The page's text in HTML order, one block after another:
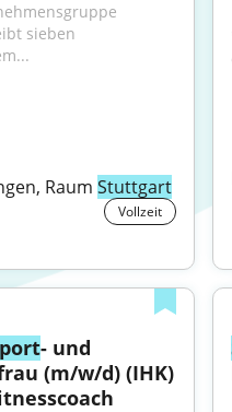
sieben
RaumStuttgart
Vollzeit
- und
(m/w/d) (IHK)